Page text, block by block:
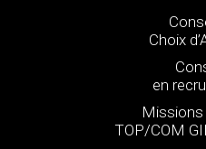
Choix
en
TOP/COM